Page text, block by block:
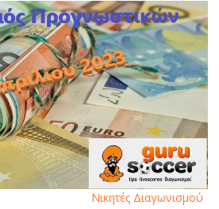
Νικητές Διαγωνισμού